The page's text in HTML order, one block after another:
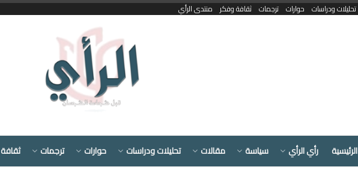
تحليلات ودراسات حوارات ترجمات ثقافة وفكر منتدى الرأي
الرئيسية رأي الرأي سياسة مقالات تحليلات ودراسات حوارات ترجمات